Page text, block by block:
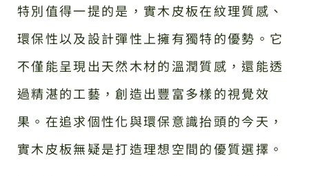
特別值得一提的是，實木皮板在紋理質感、
環保性以及設計彈性上擁有獨特的優勢。它
不僅能呈現出天然木材的溫潤質感，還能透
過精湛的工藝，創造出豐富多樣的視覺效
果。在追求個性化與環保意識抬頭的今天，
實木皮板無疑是打造理想空間的優質選擇。